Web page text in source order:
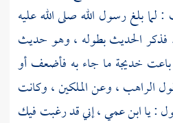
: لما بلغ رسول الله صلى الله عليه
الحديث بطوله ، وهو حديث
باعت خديجةما جاء به فأضعف أو
الراهب ، وعن الملكين ، وكانت
: يا ابن عمي ، إني قد رغبت فيك